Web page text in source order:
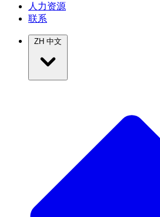
人力资源
联系
ZH 中文